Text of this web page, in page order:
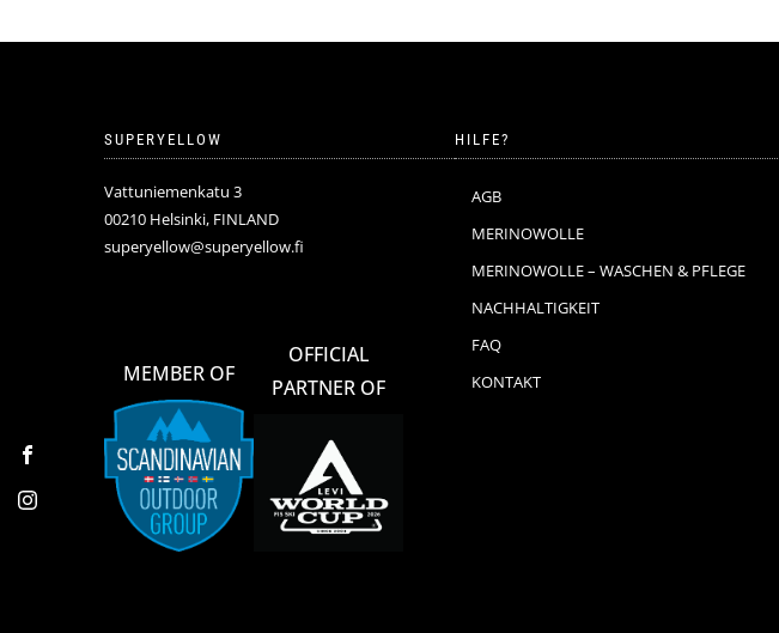
SUPERYELLOW
Vattuniemenkatu 3
00210 Helsinki, FINLAND
superyellow@superyellow.fi
MEMBER OF
OFFICIAL
PARTNER OF
HILFE?
AGB
MERINOWOLLE
MERINOWOLLE – WASCHEN & PFLEGE
NACHHALTIGKEIT
FAQ
KONTAKT
Facebook
Instagram